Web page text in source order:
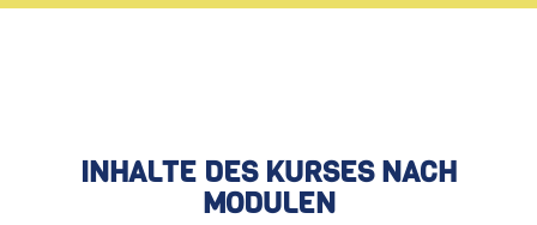
INHALTE DES KURSES NACH
MODULEN